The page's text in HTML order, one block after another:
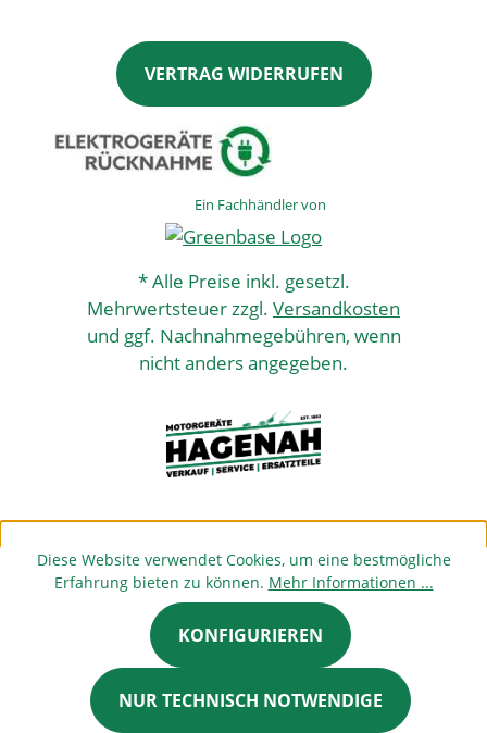
VERTRAG WIDERRUFEN
Ein Fachhändler von
* Alle Preise inkl. gesetzl.
Mehrwertsteuer zzgl. Versandkosten
und ggf. Nachnahmegebühren, wenn
nicht anders angegeben.
Diese Website verwendet Cookies, um eine bestmögliche
Erfahrung bieten zu können. Mehr Informationen ...
NUR TECHNISCH NOTWENDIGE
KONFIGURIEREN